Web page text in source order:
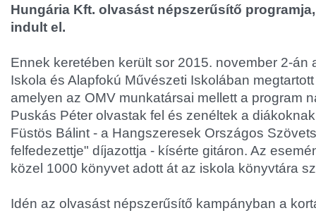
Hungária Kft. olvasást népszerűsítő
indult el.
Ennek keretében került sor 2015. november 2-án
Iskola és Alapfokú Művészeti Iskolában
amelyen az OMV munkatársai mellett a program
Puskás Péter olvastak fel és zenéltek a
Füstös Bálint - a Hangszeresek Országos
felfedezettje" díjazottja - kísérte gitáron. Az
közel 1000 könyvet adott át az iskola könyvtára
Idén az olvasást népszerűsítő kampányban a